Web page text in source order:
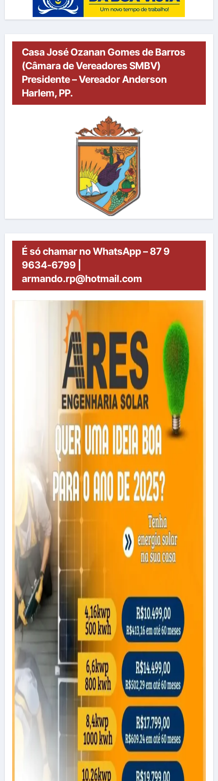
Casa José Ozanan Gomes de Barros
(Câmara de Vereadores SMBV)
Presidente – Vereador Anderson
Harlem, PP.
É só chamar no WhatsApp – 87 9
9634-6799 |
armando.rp@hotmail.com